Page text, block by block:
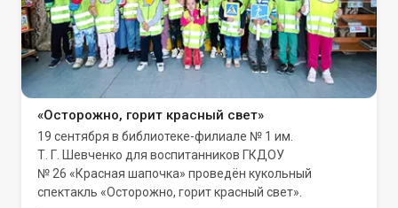
«Осторожно, горит красный свет»
19 сентября в библиотеке-филиале № 1 им.
Т. Г. Шевченко для воспитанников ГКДОУ
№ 26 «Красная шапочка» проведён кукольный
спектакль «Осторожно, горит красный свет».